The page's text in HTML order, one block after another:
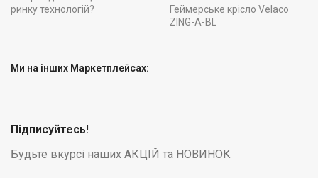
ринку технологій?
Геймерське крісло Velaco
ZING-A-BL
Ми на інших Маркетплейсах:
Підписуйтесь!
Будьте вкурсі наших АКЦІЙ та НОВИНОК